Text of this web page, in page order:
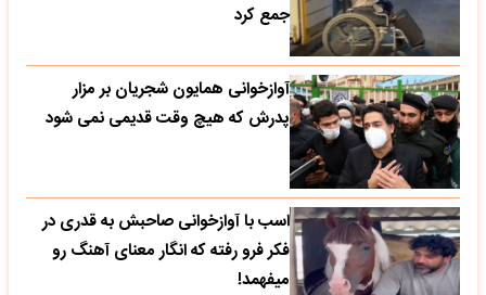
جمع کرد
آوازخوانی همایون شجریان بر مزار
پدرش که هیچ وقت قدیمی نمی شود
اسب با آوازخوانی صاحبش به قدری در
فکر فرو رفته که انگار معنای آهنگ رو
میفهمد!